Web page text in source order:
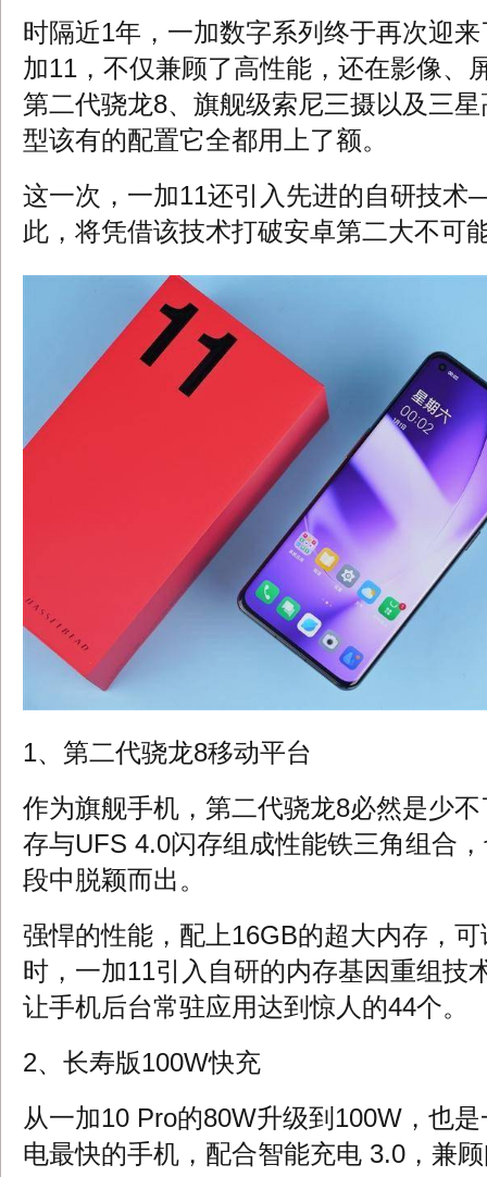
时隔近1年，一加数字系列终于再次迎
加11，不仅兼顾了高性能，还在影像、
第二代骁龙8、旗舰级索尼三摄以及三
型该有的配置它全都用上了额。
这一次，一加11还引入先进的自研技
此，将凭借该技术打破安卓第二大不
1、第二代骁龙8移动平台
作为旗舰手机，第二代骁龙8必然是少
存与UFS 4.0闪存组成性能铁三角组合
段中脱颖而出。
强悍的性能，配上16GB的超大内存，
时，一加11引入自研的内存基因重组技
让手机后台常驻应用达到惊人的44个。
2、长寿版100W快充
从一加10 Pro的80W升级到100W，也
电最快的手机，配合智能充电 3.0，兼